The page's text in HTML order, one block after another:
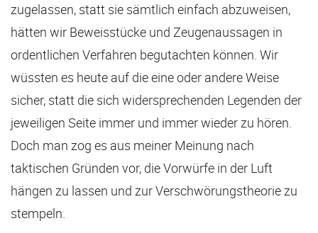
zugelassen, statt sie sämtlich einfach abzuweisen,
hätten wir Beweisstücke und Zeugenaussagen in
ordentlichen Verfahren begutachten können. Wir
wüssten es heute auf die eine oder andere Weise
sicher, statt die sich widersprechenden Legenden der
jeweiligen Seite immer und immer wieder zu hören.
Doch man zog es aus meiner Meinung nach
taktischen Gründen vor, die Vorwürfe in der Luft
hängen zu lassen und zur Verschwörungstheorie zu
stempeln.